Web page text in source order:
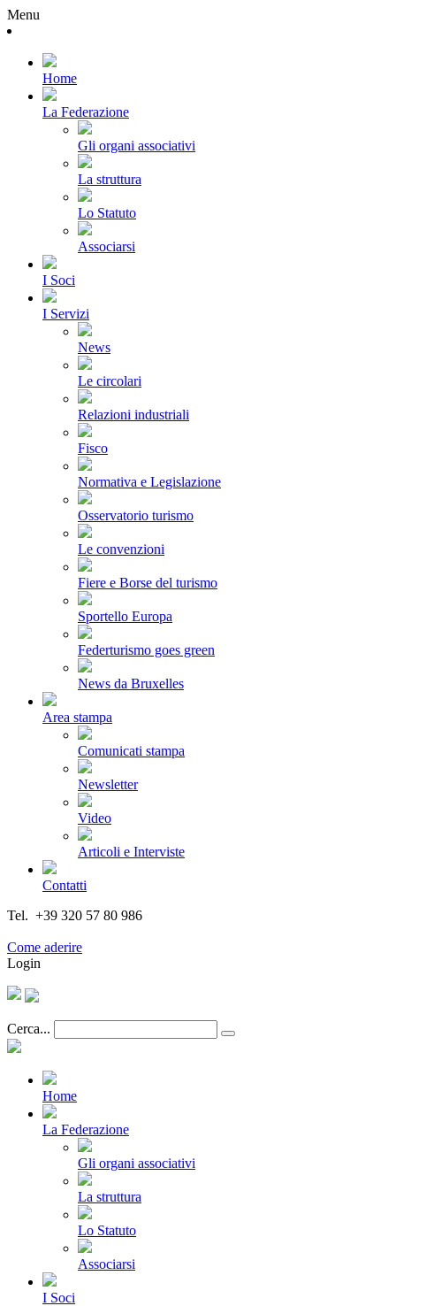
Menu
Home
La Federazione
Gli organi associativi
La struttura
Lo Statuto
Associarsi
I Soci
I Servizi
News
Le circolari
Relazioni industriali
Fisco
Normativa e Legislazione
Osservatorio turismo
Le convenzioni
Fiere e Borse del turismo
Sportello Europa
Federturismo goes green
News da Bruxelles
Area stampa
Comunicati stampa
Newsletter
Video
Articoli e Interviste
Contatti
Tel. +39 320 57 80 986
Come aderire
Login
Cerca...
Home
La Federazione
Gli organi associativi
La struttura
Lo Statuto
Associarsi
I Soci